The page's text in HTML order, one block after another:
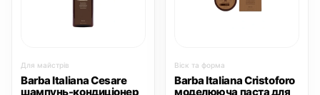
Для майстрів
Barba Italiana Cesare
шампунь-кондиціонер
Віск та форма
Barba Italiana Cristoforo
моделююча паста для